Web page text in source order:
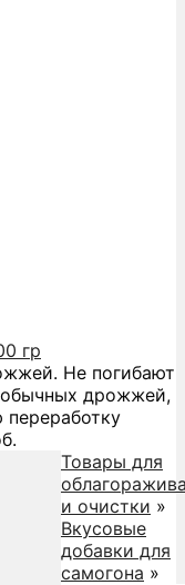
гр
Не погибают
обычных дрожжей,
переработку
Товары для
и очистки »
Вкусовые
добавки для
самогона »